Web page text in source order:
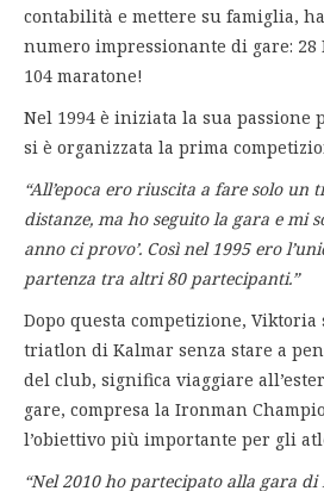
contabilità e mettere su famiglia,
numero impressionante di gare:
104 maratone!
Nel 1994 è iniziata la sua passione
si è organizzata la prima
“All’epoca ero riuscita a fare solo
distanze, ma ho seguito la gara e mi
anno ci provo’. Così nel 1995 ero
partenza tra altri 80 partecipanti.”
Dopo questa competizione,
triatlon di Kalmar senza stare a
del club, significa viaggiare
gare, compresa la Ironman
l’obiettivo più importante per gli
“Nel 2010 ho partecipato alla gara